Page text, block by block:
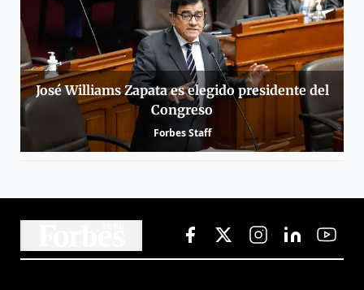
José Williams Zapata es elegido presidente del
Congreso
Forbes Staff